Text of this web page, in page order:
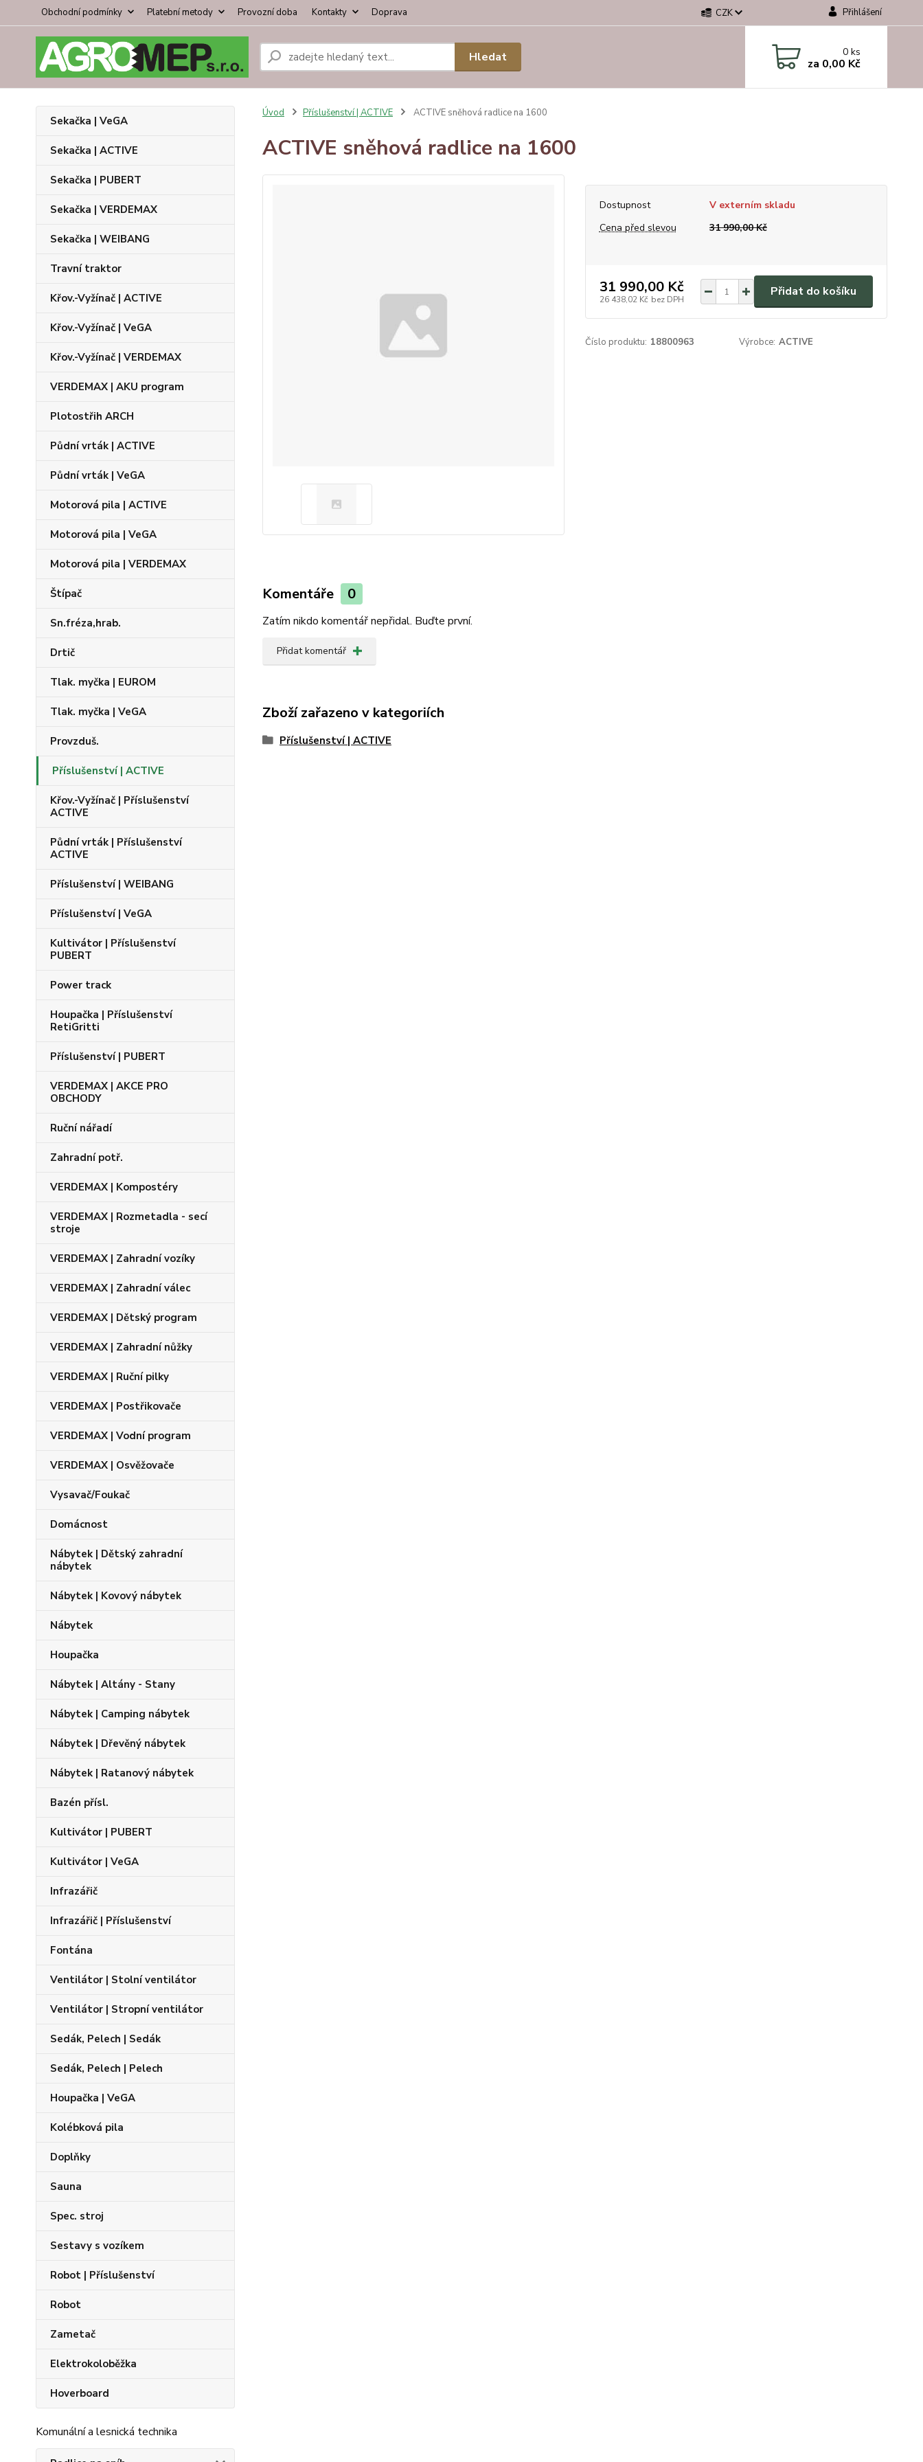
Obchodní podmínky Platební metody Provozní doba Kontakty Doprava CZK Přihlášení
Hledat 0ks
za 0,00 Kč
Sekačka | VeGA
Sekačka | ACTIVE
Sekačka | PUBERT
Sekačka | VERDEMAX
Sekačka | WEIBANG
Travní traktor
Křov.-Vyžínač | ACTIVE
Křov.-Vyžínač | VeGA
Křov.-Vyžínač | VERDEMAX
VERDEMAX | AKU program
Plotostřih ARCH
Půdní vrták | ACTIVE
Půdní vrták | VeGA
Motorová pila | ACTIVE
Motorová pila | VeGA
Motorová pila | VERDEMAX
Štípač
Sn.fréza,hrab.
Drtič
Tlak. myčka | EUROM
Tlak. myčka | VeGA
Provzduš.
Příslušenství | ACTIVE
Křov.-Vyžínač | Příslušenství
ACTIVE
Půdní vrták | Příslušenství
ACTIVE
Příslušenství | WEIBANG
Příslušenství | VeGA
Kultivátor | Příslušenství
PUBERT
Power track
Houpačka | Příslušenství
RetiGritti
Příslušenství | PUBERT
VERDEMAX | AKCE PRO
OBCHODY
Ruční nářadí
Zahradní potř.
VERDEMAX | Kompostéry
VERDEMAX | Rozmetadla - secí
stroje
VERDEMAX | Zahradní vozíky
VERDEMAX | Zahradní válec
VERDEMAX | Dětský program
VERDEMAX | Zahradní nůžky
VERDEMAX | Ruční pilky
VERDEMAX | Postřikovače
VERDEMAX | Vodní program
VERDEMAX | Osvěžovače
Vysavač/Foukač
Domácnost
Nábytek | Dětský zahradní
nábytek
Nábytek | Kovový nábytek
Nábytek
Houpačka
Nábytek | Altány - Stany
Nábytek | Camping nábytek
Nábytek | Dřevěný nábytek
Nábytek | Ratanový nábytek
Bazén přísl.
Kultivátor | PUBERT
Kultivátor | VeGA
Infrazářič
Infrazářič | Příslušenství
Fontána
Ventilátor | Stolní ventilátor
Ventilátor | Stropní ventilátor
Sedák, Pelech | Sedák
Sedák, Pelech | Pelech
Houpačka | VeGA
Kolébková pila
Doplňky
Sauna
Spec. stroj
Sestavy s vozíkem
Robot | Příslušenství
Robot
Zametač
Elektrokoloběžka
Hoverboard
Komunální a lesnická technika
Úvod Příslušenství | ACTIVE ACTIVE sněhová radlice na 1600
ACTIVE sněhová radlice na 1600
Dostupnost
V externím skladu
Cena před slevou
31 990,00 Kč
31 990,00 Kč
26 438,02 Kč bez DPH
Přidat do košíku
Číslo produktu: 18800963 Výrobce: ACTIVE
Komentáře 0
Zatím nikdo komentář nepřidal. Buďte první.
Přidat komentář
Zboží zařazeno v kategoriích
Příslušenství | ACTIVE